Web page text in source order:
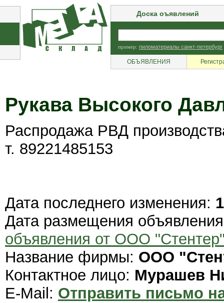
Доска оъявлений
пример: пиломатериалы санкт-петербург
ОБЪЯВЛЕНИЯ
Рукава Высокого
Распродажа РВД
т. 89221485153
Дата последнего изменения:
Дата размещения
объявления от ООО
Название фирмы: ООО
Контактное лицо: Мурашев
E-Mail: Отправить письмо